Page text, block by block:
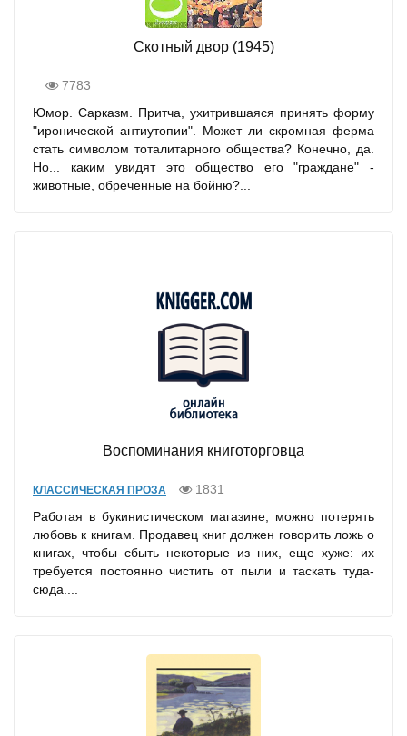
Скотный двор (1945)
7783
Юмор. Сарказм. Притча, ухитрившаяся принять форму
"иронической антиутопии". Может ли скромная ферма
стать символом тоталитарного общества? Конечно, да.
Но... каким увидят это общество его "граждане" -
животные, обреченные на бойню?...
Воспоминания книготорговца
КЛАССИЧЕСКАЯ ПРОЗА
1831
Работая в букинистическом магазине, можно потерять
любовь к книгам. Продавец книг должен говорить ложь о
книгах, чтобы сбыть некоторые из них, еще хуже: их
требуется постоянно чистить от пыли и таскать туда-
сюда....